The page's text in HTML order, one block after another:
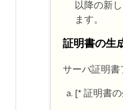
以降の新
ます。
証明書の生
サーバ証明書
[* 証明書の